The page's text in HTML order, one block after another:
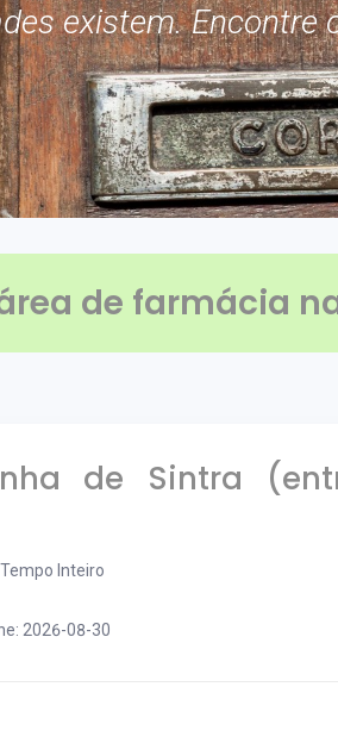
existem. Encontre
de farmácia
de Sintra
Tempo Inteiro
2026-08-30